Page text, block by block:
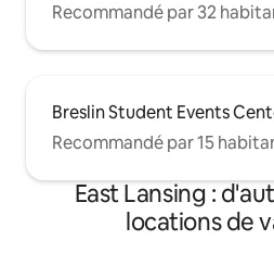
Recommandé par 32
Breslin Student Events
Recommandé par 15
East Lansing :
locations de